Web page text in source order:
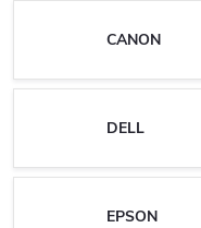
CANON
DELL
EPSON